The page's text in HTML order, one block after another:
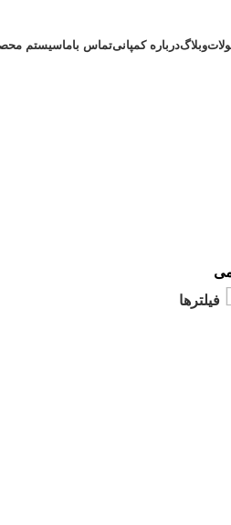
وبلاگدرباره کمپانیتماس باماسیستم
فیلترها